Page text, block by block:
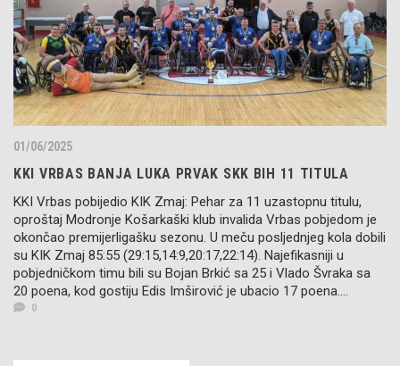
01/06/2025
KKI VRBAS BANJA LUKA PRVAK SKK BIH 11 TITULA
KKI Vrbas pobijedio KIK Zmaj: Pehar za 11 uzastopnu titulu,
oproštaj Modronje Košarkaški klub invalida Vrbas pobjedom je
okončao premijerligašku sezonu. U meču posljednjeg kola dobili
su KIK Zmaj 85:55 (29:15,14:9,20:17,22:14). Najefikasniji u
pobjedničkom timu bili su Bojan Brkić sa 25 i Vlado Švraka sa
20 poena, kod gostiju Edis Imširović je ubacio 17 poena....
0